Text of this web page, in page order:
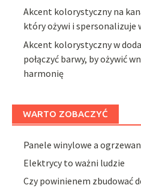
Akcent kolorystyczny na
który ożywi i spersonalizuje
Akcent kolorystyczny w
połączyć barwy, by ożywić
harmonię
WARTO ZOBACZYĆ
Panele winylowe a
Elektrycy to ważni ludzie
Czy powinienem zbudować